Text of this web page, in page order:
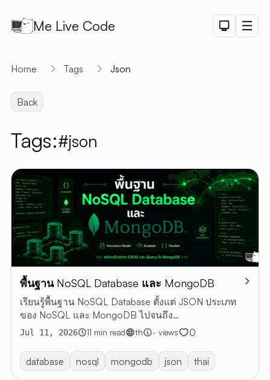
Me Live Code
DEMO
PET
CHART
DEMO
ALL
CODING
Dark
Home Tags Json
Back
Tags:#json
พื้นฐาน NoSQL Database และ MongoDB
เรียนรู้พื้นฐาน NoSQL Database ตั้งแต่ JSON ประเภท
ของ NoSQL และ MongoDB ไปจนถึง
Collection/Document และคำสั่ง CRUD, Aggregation
Jul 11, 2026 11 min read th - views 0
database nosql mongodb json thai